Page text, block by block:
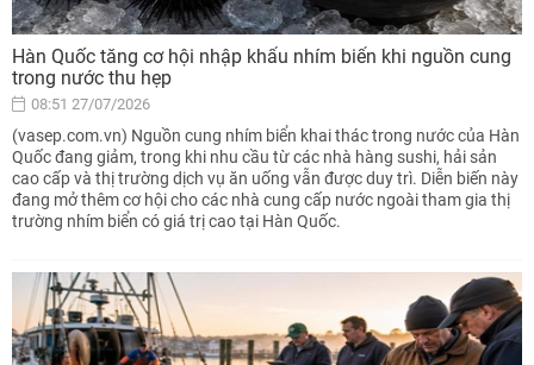
Hàn Quốc tăng cơ hội nhập khẩu nhím biển khi nguồn cung
trong nước thu hẹp
08:51 27/07/2026
(vasep.com.vn) Nguồn cung nhím biển khai thác trong nước của Hàn
Quốc đang giảm, trong khi nhu cầu từ các nhà hàng sushi, hải sản
cao cấp và thị trường dịch vụ ăn uống vẫn được duy trì. Diễn biến này
đang mở thêm cơ hội cho các nhà cung cấp nước ngoài tham gia thị
trường nhím biển có giá trị cao tại Hàn Quốc.